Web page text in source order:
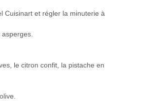
Cuisinart et régler la minuterie à
le citron confit, la pistache en